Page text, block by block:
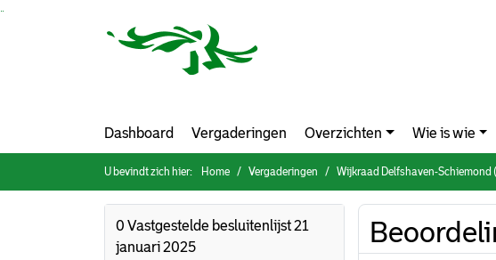
Ga naar de inhoud van deze pagina
Dashboard Vergaderingen Overzichten Wie is wie
U bevindt zich hier: Home Vergaderingen Wijkraad Delfshaven-Schiemond
0 Vastgestelde besluitenlijst 21
januari 2025